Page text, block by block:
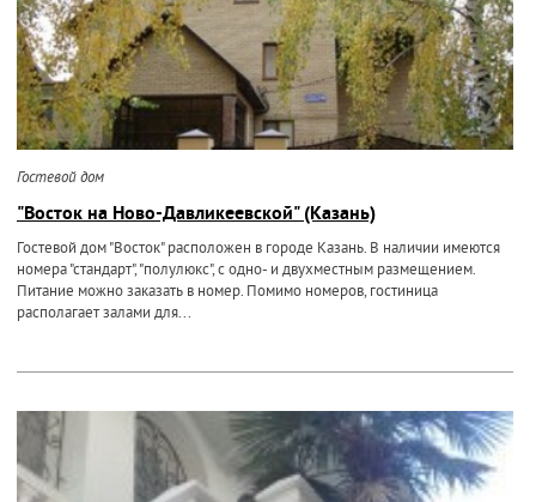
Гостевой дом
"Восток на Ново-Давликеевской" (Казань)
Гостевой дом "Восток" расположен в городе Казань. В наличии имеются
номера "стандарт", "полулюкс", с одно- и двухместным размещением.
Питание можно заказать в номер. Помимо номеров, гостиница
располагает залами для...